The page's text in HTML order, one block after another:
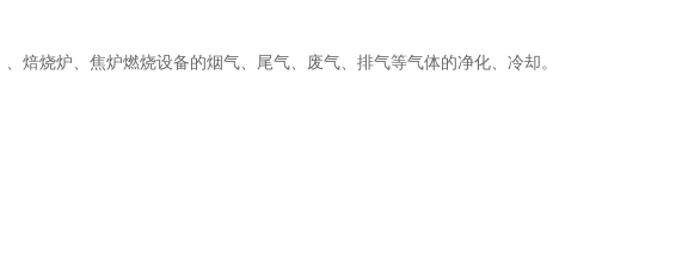
焙烧炉、焦炉燃烧设备的烟气、尾气、废气、排气等气体的净化、冷却。